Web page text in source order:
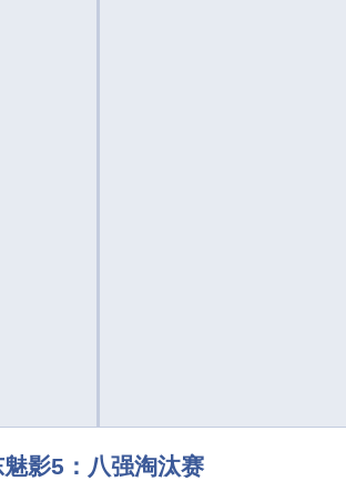
魅影5：八强淘汰赛